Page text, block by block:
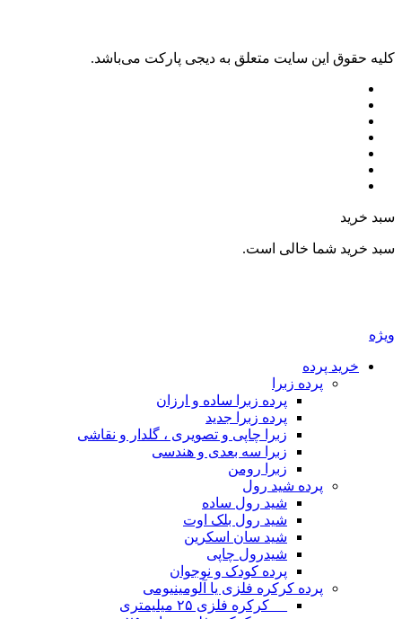
کليه حقوق اين سايت متعلق به دیجی پارکت می‌باشد.
سبد خرید
سبد خرید شما خالی است.
ویژه
خرید پرده
پرده زبرا
پرده زبرا ساده و ارزان
پرده زبرا جدید
زبرا چاپی و تصویری ، گلدار و نقاشی
زبرا سه بعدی و هندسی
زبرا رومن
پرده شید رول
شید رول ساده
شید رول بلک اوت
شید سان اسکرین
شیدرول چاپی
پرده کودک و نوجوان
پرده کرکره فلزی یا آلومینیومی
__ کرکره فلزی ۲۵ میلیمتری